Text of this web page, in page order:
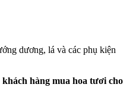
dương, lá và các phụ kiện
hàng mua hoa tươi cho